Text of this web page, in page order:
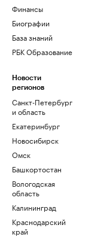
Финансы
Биографии
База знаний
РБК Образование
Новости
регионов
Санкт-Петербург
и область
Екатеринбург
Новосибирск
Омск
Башкортостан
Вологодская
область
Калининград
Краснодарский
край